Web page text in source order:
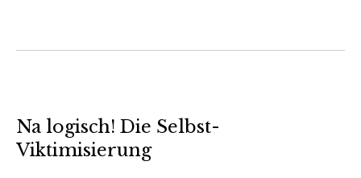
Na logisch! Die Selbst-
Viktimisierung